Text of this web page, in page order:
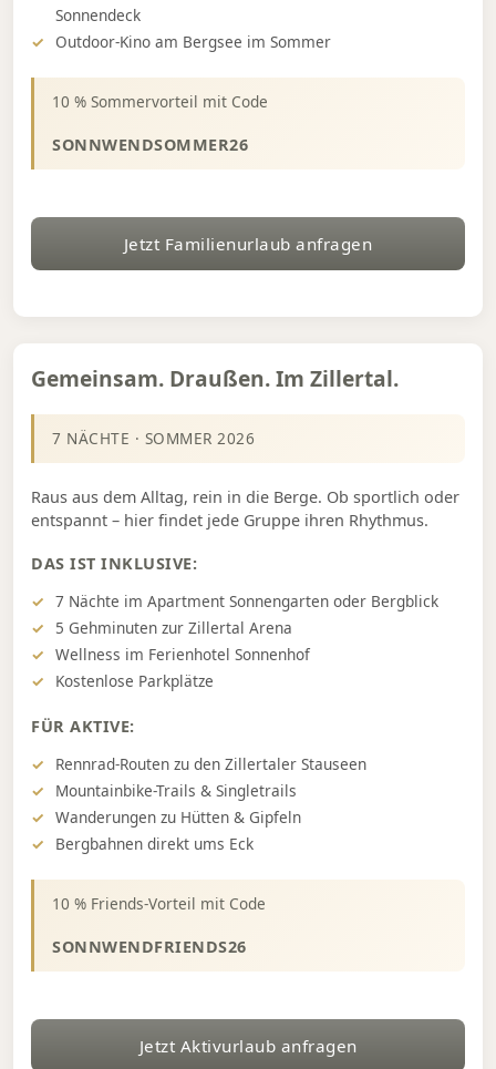
Sonnendeck
Outdoor-Kino am Bergsee im Sommer
10 % Sommervorteil mit Code
SONNWENDSOMMER26
Jetzt Familienurlaub anfragen
Gemeinsam. Draußen. Im Zillertal.
7 NÄCHTE · SOMMER 2026
Raus aus dem Alltag, rein in die Berge. Ob sportlich oder
entspannt – hier findet jede Gruppe ihren Rhythmus.
DAS IST INKLUSIVE:
7 Nächte im Apartment Sonnengarten oder Bergblick
5 Gehminuten zur Zillertal Arena
Wellness im Ferienhotel Sonnenhof
Kostenlose Parkplätze
FÜR AKTIVE:
Rennrad-Routen zu den Zillertaler Stauseen
Mountainbike-Trails & Singletrails
Wanderungen zu Hütten & Gipfeln
Bergbahnen direkt ums Eck
10 % Friends-Vorteil mit Code
SONNWENDFRIENDS26
Jetzt Aktivurlaub anfragen